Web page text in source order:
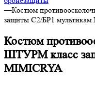
—Костюм
защиты С2/БР1
Костюм
ШТУРМ класс
MIMICRYA